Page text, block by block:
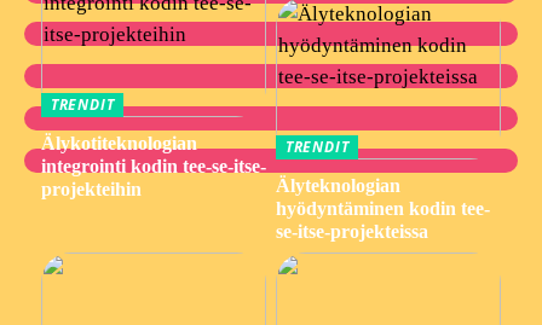
TRENDIT
Älykotiteknologian
integrointi kodin tee-se-itse-
projekteihin
TRENDIT
Älyteknologian
hyödyntäminen kodin tee-
se-itse-projekteissa